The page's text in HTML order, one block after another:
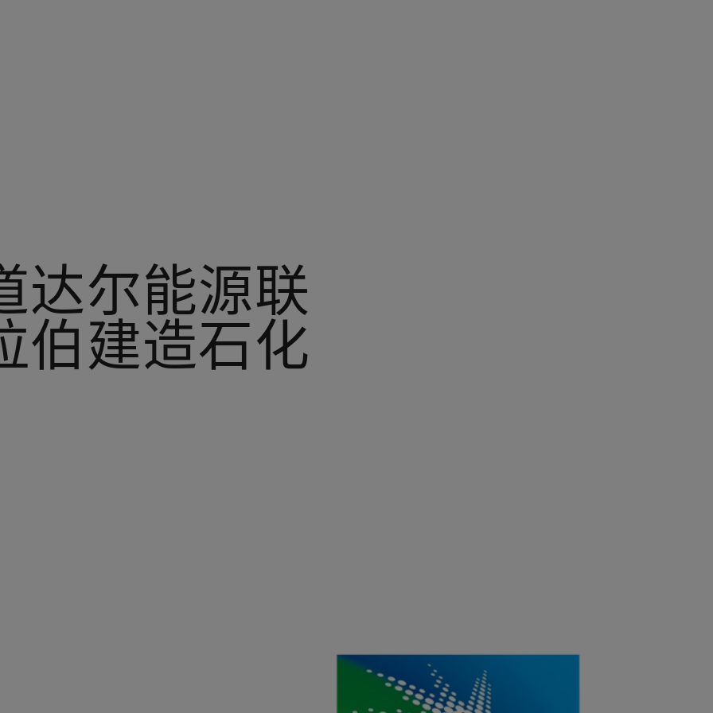
达尔能源联
伯建造石化